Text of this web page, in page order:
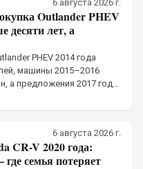
6 августа 2026 г.
Outlander PHEV
десяти лет, а
PHEV 2014 года
машины 2015–2016
а предложения 2017 года
6 августа 2026 г.
CR-V 2020 года:
семья потеряет